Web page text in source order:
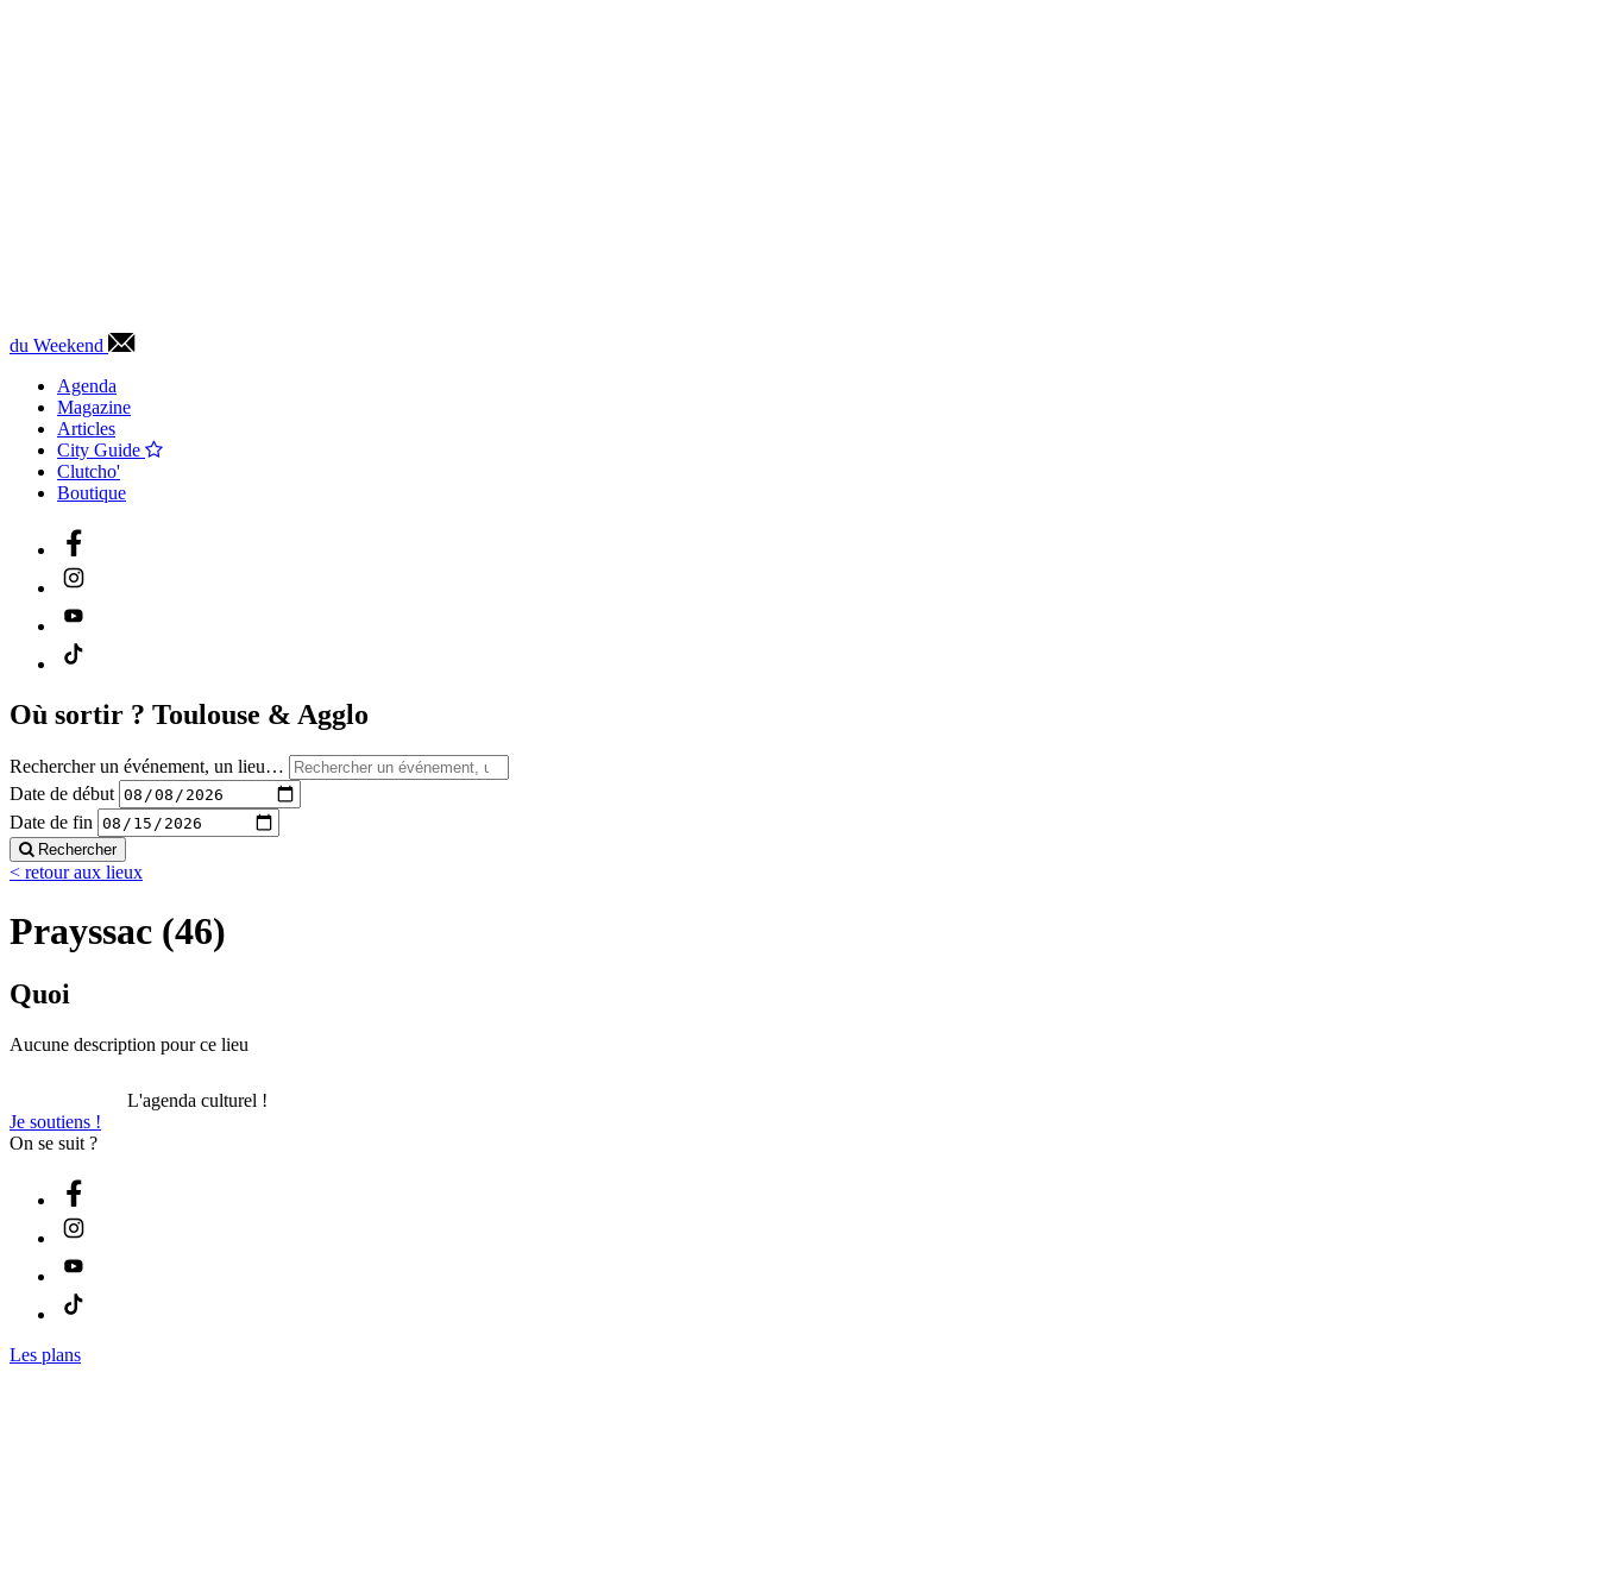
du Weekend
Agenda
Magazine
Articles
City Guide
Clutcho'
Boutique
Où sortir ? Toulouse & Agglo
Rechercher un événement, un lieu…
Date de début
Date de fin
Rechercher
< retour aux lieux
Prayssac (46)
Quoi
Aucune description pour ce lieu
L'agenda culturel !
Je soutiens !
On se suit ?
Les plans